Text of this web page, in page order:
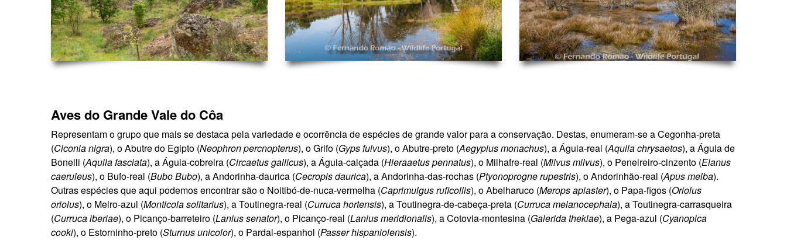
Aves do Grande Vale do Côa
Representam o grupo que mais se destaca pela variedade e ocorrência de espécies de grande valor para a conservação. Destas, enumeram-se aCegonha-preta
(Ciconia nigra), o Abutre do Egipto (Neophron percnopterus), o Grifo (Gyps fulvus), o Abutre-preto (Aegypius monachus), a Águia-real (Aquila chrysaetos), a Águia de
Bonelli (Aquila fasciata), aÁguia-cobreira (Circaetus gallicus), a Águia-calçada (Hieraaetus pennatus), o Milhafre-real (Milvus milvus), o Peneireiro-cinzento (Elanus
caeruleus), o Bufo-real (Bubo Bubo), a Andorinha-daurica (Cecropis daurica), a Andorinha-das-rochas (Ptyonoprogne rupestris), o Andorinhão-real (Apus melba).
Outras espécies que aqui podemos encontrar são o Noitibó-de-nuca-vermelha (Caprimulgus ruficollis), o Abelharuco (Merops apiaster), o Papa-figos (Oriolus
oriolus), o Melro-azul (Monticola solitarius), a Toutinegra-real (Curruca hortensis), a Toutinegra-de-cabeça-preta (Curruca melanocephala), a Toutinegra-carrasqueira
(Curruca iberiae), o Picanço-barreteiro (Lanius senator), o Picanço-real (Lanius meridionalis), a Cotovia-montesina (Galerida theklae), a Pega-azul (Cyanopica
cooki), o Estorninho-preto (Sturnus unicolor), o Pardal-espanhol (Passer hispaniolensis).